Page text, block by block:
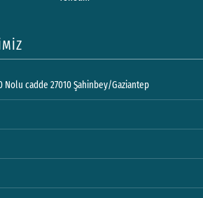
Nolu cadde 27010 Şahinbey/Gaziantep